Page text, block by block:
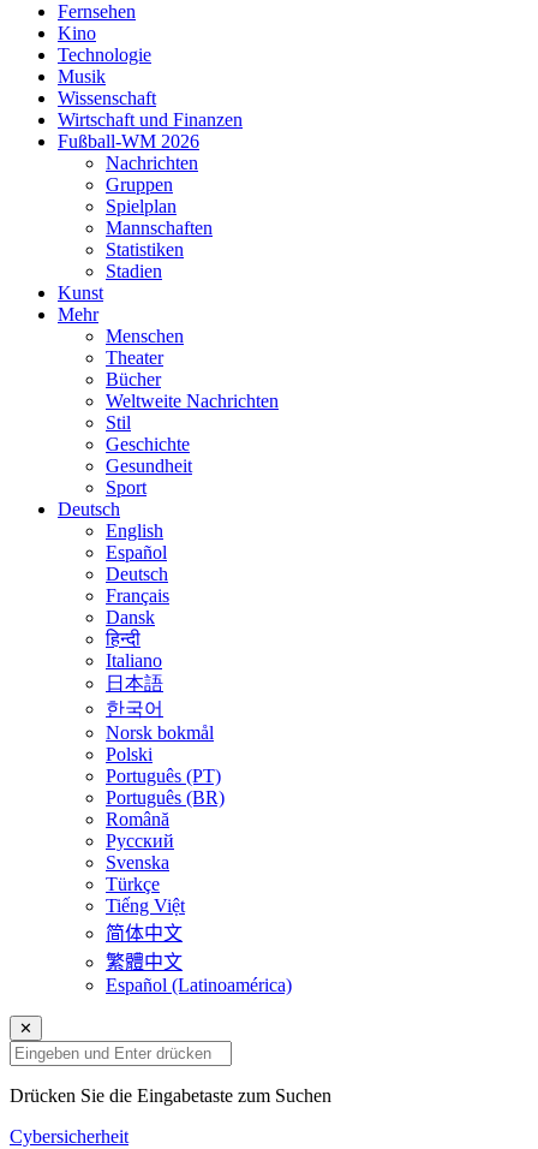
Fernsehen
Kino
Technologie
Musik
Wissenschaft
Wirtschaft und Finanzen
Fußball-WM 2026
Nachrichten
Gruppen
Spielplan
Mannschaften
Statistiken
Stadien
Kunst
Mehr
Menschen
Theater
Bücher
Weltweite Nachrichten
Stil
Geschichte
Gesundheit
Sport
Deutsch
English
Español
Deutsch
Français
Dansk
हिन्दी
Italiano
日本語
한국어
Norsk bokmål
Polski
Português (PT)
Português (BR)
Română
Русский
Svenska
Türkçe
Tiếng Việt
简体中文
繁體中文
Español (Latinoamérica)
✕
Drücken Sie die Eingabetaste zum Suchen
Cybersicherheit